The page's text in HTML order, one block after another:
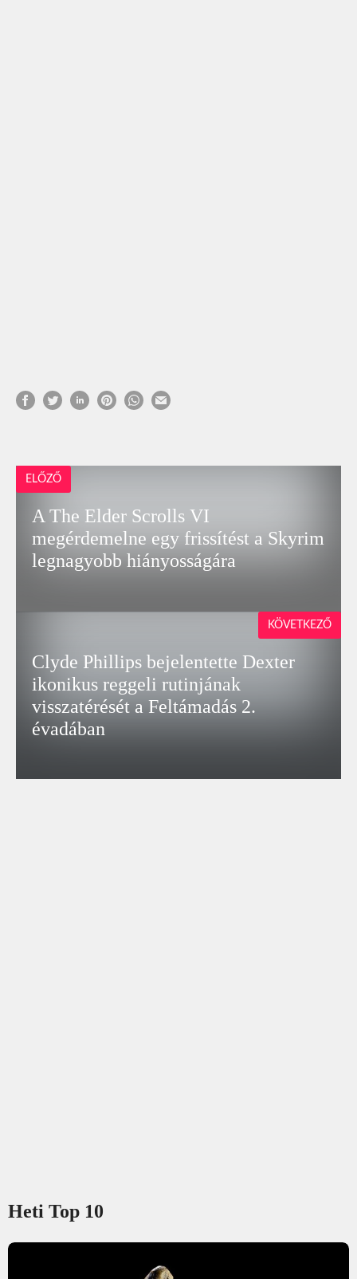
ELŐZŐ
A The Elder Scrolls VI
megérdemelne egy frissítést a Skyrim
legnagyobb hiányosságára
Clyde Phillips bejelentette Dexter
ikonikus reggeli rutinjának
visszatérését a Feltámadás 2.
évadában
KÖVETKEZŐ
Heti Top 10